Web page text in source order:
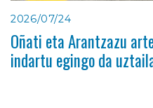
2026/07/24
Oñati eta Arantzazu
indartu egingo da